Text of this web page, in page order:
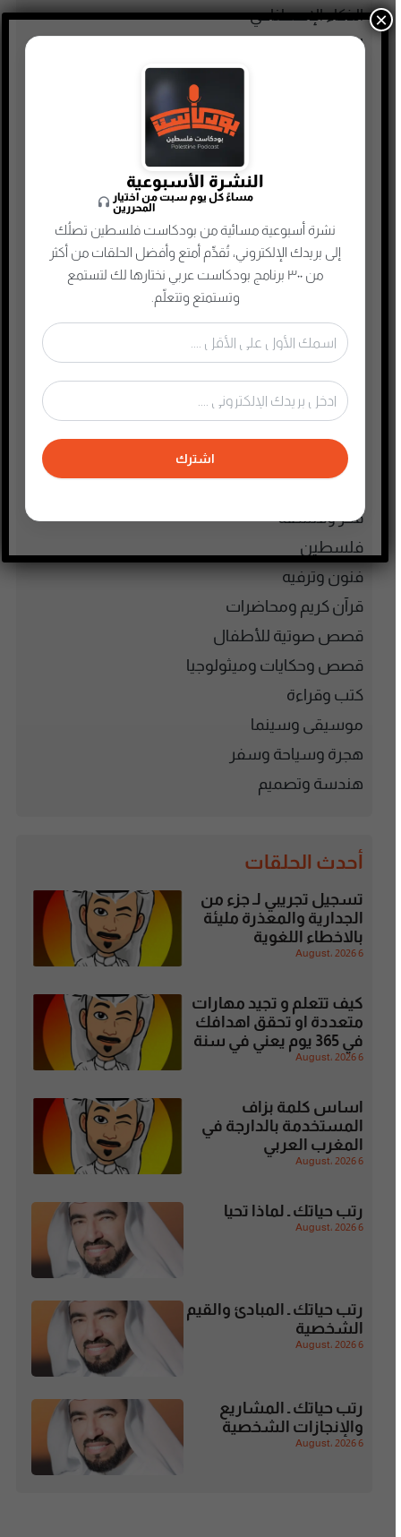
الذكاء الإصطناعي
الطفل والحياة الأسرية
جريمة وغموض واحتيال
حلقات مميزة
ريادة الأعمال
سيرة ذاتية
صناعة المحتوى
علوم وصحة
فكر وفلسفة
فلسطين
فنون وترفيه
قرآن كريم ومحاضرات
قصص صوتية للأطفال
قصص وحكايات وميثولوجيا
كتب وقراءة
موسيقى وسينما
هجرة وسياحة وسفر
هندسة وتصميم
أحدث الحلقات
تسجيل تجريبي لـ جزء من
الجدارية والمعذرة مليئة
بالاخطاء اللغوية
6 August، 2026
كيف تتعلم و تجيد مهارات
متعددة او تحقق اهدافك
في 365 يوم يعني في سنة
6 August، 2026
اساس كلمة بزاف
المستخدمة بالدارجة في
المغرب العربي
6 August، 2026
رتب حياتك ـ لماذا تحيا
6 August، 2026
رتب حياتك ـ المبادئ والقيم
الشخصية
6 August، 2026
رتب حياتك ـ المشاريع
والإنجازات الشخصية
6 August، 2026
النشرة الأسبوعية
مساءً كل يوم سبت من اختيار
المحررين
نشرة أسبوعية مسائية من بودكاست فلسطين تصلُك
إلى بريدك الإلكتروني، تُقدِّم أمتع وأفضل الحلقات من أكثر
من ٣٠٠ برنامج بودكاست عربي نختارها لك لتستمع
وتستمتع وتتعلّم.
اشترك
×